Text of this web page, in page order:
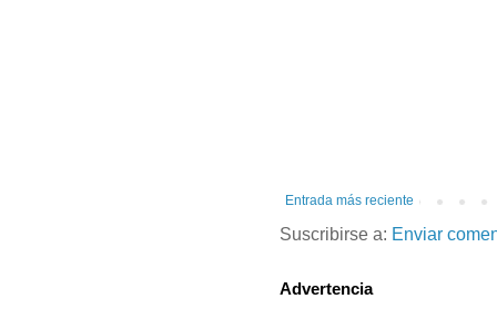
Entrada más reciente
Suscribirse a: Enviar
Advertencia